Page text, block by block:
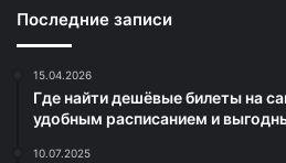
Последние записи
15.04.2026
Где найти дешёвые билеты на
удобным расписанием и
10.07.2025